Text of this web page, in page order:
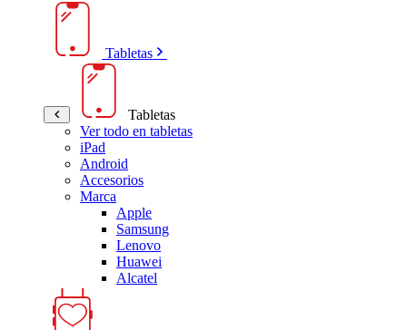
Tabletas
Tabletas
Ver todo en tabletas
iPad
Android
Accesorios
Marca
Apple
Samsung
Lenovo
Huawei
Alcatel